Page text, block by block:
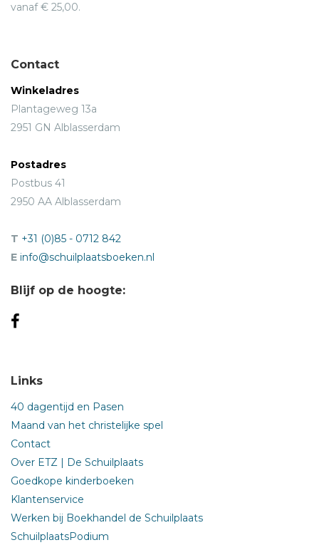
vanaf € 25,00.
Contact
Winkeladres
Plantageweg 13a
2951 GN Alblasserdam
Postadres
Postbus 41
2950 AA Alblasserdam
T +31 (0)85 - 0712 842
E info@schuilplaatsboeken.nl
Blijf op de hoogte:
Links
40 dagentijd en Pasen
Maand van het christelijke spel
Contact
Over ETZ | De Schuilplaats
Goedkope kinderboeken
Klantenservice
Werken bij Boekhandel de Schuilplaats
SchuilplaatsPodium